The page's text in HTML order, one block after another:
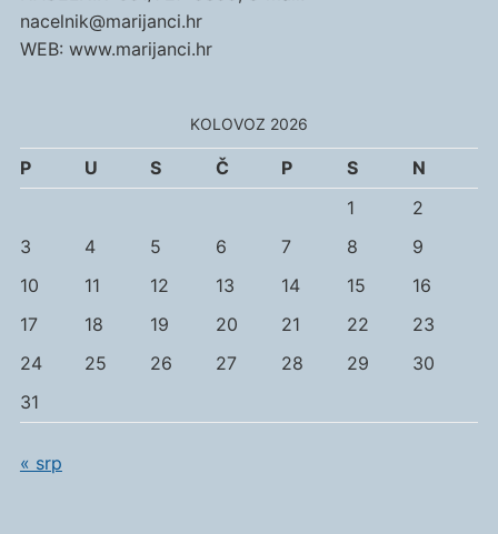
nacelnik@marijanci.hr
WEB: www.marijanci.hr
KOLOVOZ 2026
P U S Č P S
N
1
2
3
4 5 6 7 8
9
10
11 12 13 14 15
16
17
18 19 20 21 22
23
24
25 26 27 28 29
30
31
« srp